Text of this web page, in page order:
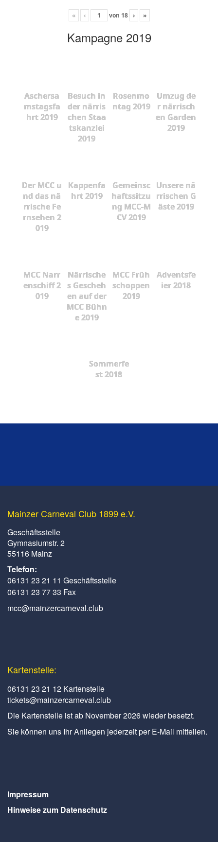
« ‹ von 18 › »
Kampagne 2019
Aschersa
mstagsfa
hrt 2019
Besuch in
der närris
chen Staa
tskanzlei
2019
Rosenmo
ntag 2019
Umzug de
r närrisch
en Garden
2019
Der MCC u
nd das nä
rrische Fe
rnsehen 2
019
Kappenfa
hrt 2019
Gemeinsc
haftssitzu
ng MCC-M
CV 2019
Unsere nä
rrischen G
äste 2019
MCC Narr
enschiff 2
019
Närrische
s Gescheh
en auf der
MCC Bühn
e 2019
MCC Früh
schoppen
2019
Adventsfe
ier 2018
Sommerfe
st 2018
Mainzer Carneval Club 1899 e.V.
Geschäftsstelle
Gymnasiumstr. 2
55116 Mainz
Telefon:
06131 23 21 11 Geschäftsstelle
06131 23 77 33 Fax
mcc@mainzercarneval.club
Kartenstelle:
06131 23 21 12 Kartenstelle
tickets@mainzercarneval.club
Die Kartenstelle ist ab November 2026 wieder besetzt.
Sie können uns Ihr Anliegen jederzeit per E-Mail mitteilen.
Impressum
Hinweise zum Datenschutz